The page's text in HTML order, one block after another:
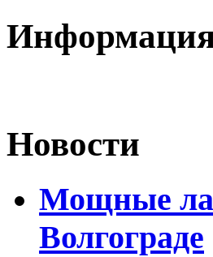
Новости
Мощные
Волгограде